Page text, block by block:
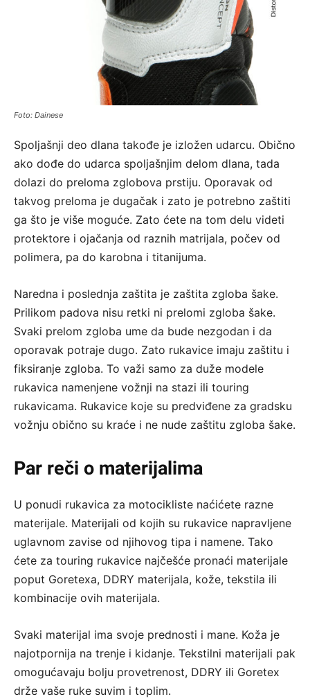
Foto: Dainese
Spoljašnji deo dlana takođe je izložen udarcu. Obično
ako dođe do udarca spoljašnjim delom dlana, tada
dolazi do preloma zglobova prstiju. Oporavak od
takvog preloma je dugačak i zato je potrebno zaštiti
ga što je više moguće. Zato ćete na tom delu videti
protektore i ojačanja od raznih matrijala, počev od
polimera, pa do karobna i titanijuma.
Naredna i poslednja zaštita je zaštita zgloba šake.
Prilikom padova nisu retki ni prelomi zgloba šake.
Svaki prelom zgloba ume da bude nezgodan i da
oporavak potraje dugo. Zato rukavice imaju zaštitu i
fiksiranje zgloba. To važi samo za duže modele
rukavica namenjene vožnji na stazi ili touring
rukavicama. Rukavice koje su predviđene za gradsku
vožnju obično su kraće i ne nude zaštitu zgloba šake.
Par reči o materijalima
U ponudi rukavica za motocikliste naćićete razne
materijale. Materijali od kojih su rukavice napravljene
uglavnom zavise od njihovog tipa i namene. Tako
ćete za touring rukavice najčešće pronaći materijale
poput Goretexa, DDRY materijala, kože, tekstila ili
kombinacije ovih materijala.
Svaki materijal ima svoje prednosti i mane. Koža je
najotpornija na trenje i kidanje. Tekstilni materijali pak
omogućavaju bolju provetrenost, DDRY ili Goretex
drže vaše ruke suvim i toplim.